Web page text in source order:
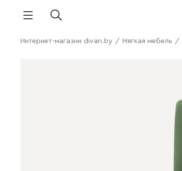
Интернет-магазин divan.by / Мягкая мебель /